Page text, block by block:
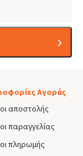
Αγοράς
αποστολής
παραγγελίας
πληρωμής